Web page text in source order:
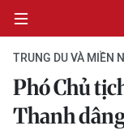
CHÍNH TRỊ
TRUNG DU VÀ MIỀN
Phó Chủ
Thanh